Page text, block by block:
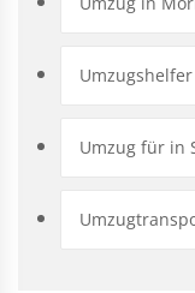
Umzug für in